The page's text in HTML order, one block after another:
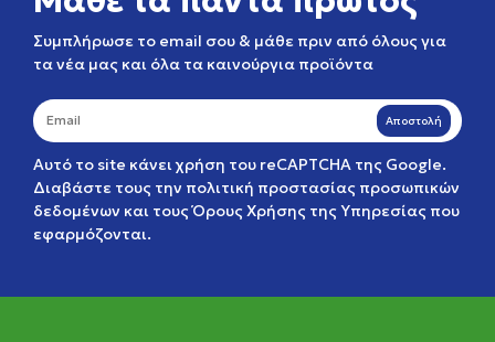
Συμπλήρωσε το email σου & μάθε πριν από όλους για
τα νέα μας και όλα τα καινούργια προϊόντα
Αποστολή
Αυτό το site κάνει χρήση του reCAPTCHA της Google.
Διαβάστε τους την πολιτική προστασίας προσωπικών
δεδομένων και τουςΌρους Χρήσης της Υπηρεσίας που
εφαρμόζονται.